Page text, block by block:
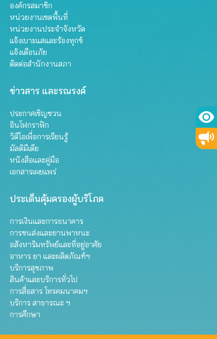
องค์กรสมาชิก
หน่วยงานเขตพื้นที่
หน่วยงานประจำจังหวัด
แจ้งเบาะแสและร้องทุกข์
แจ้งเตือนภัย
ติดต่อสำนักงานสภา
ข่าวสาร และรณรงค์
ประกาศเชิญชวน
อินโฟกราฟิก
วิดีโอเพื่อการเรียนรู้
มัลติมีเดีย
หนังสือและคู่มือ
เอกสารเผยแพร่
ประเด็นคุ้มครองผู้บริโภค
การเงินและการธนาคาร
การขนส่งและยานพาหนะ
อสังหาริมทรัพย์และที่อยู่อาศัย
อาหาร ยา และผลิตภัณฑ์ฯ
บริการสุขภาพ
สินค้าและบริการทั่วไป
การสื่อสาร โทรคมนาคมฯ
บริการ สาธารณะ ฯ
การศึกษา